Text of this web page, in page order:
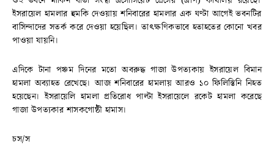
ইসরায়েল হামলার হুমকি দেওয়ায় শনিবারের হামলার এক ঘণ্টা আগেই ভবনটির
বাসিন্দাদের সতর্ক করে দেওয়া হয়েছিল। তাৎক্ষণিকভাবে হতাহতের কোনো খবর
পাওয়া যায়নি।
এদিকে টানা পঞ্চম দিনের মতো অবরুদ্ধ গাজা উপত্যকায় ইসরায়েল বিমান
হামলা অব্যাহত রেখেছে। আজ শনিবারের হামলায় আরও ১০ ফিলিস্তিনি নিহত
হয়েছেন। ইসরায়েলি হামলা প্রতিরোধ পাল্টা ইসরায়েলে রকেট হামলা করেছে
গাজা উপত্যকার শাসকগোষ্ঠী হামাস।
চস/স